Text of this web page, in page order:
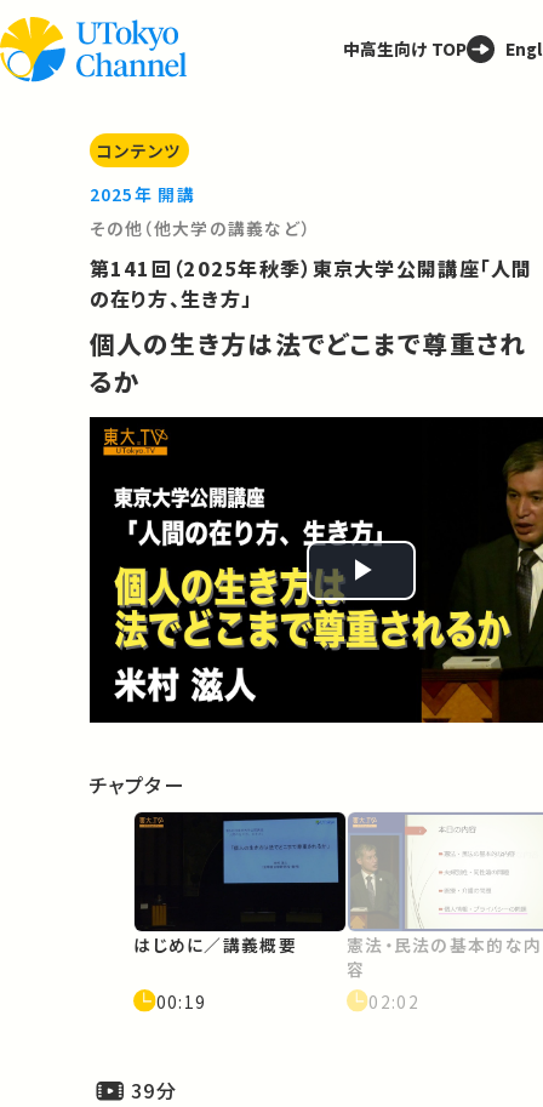
中高生向け TOP
コンテンツ
2025年 開講
その他（他大学の講義など）
第141回（2025年秋季）東京大学公開講座「人間
の在り方、生き方」
個人の生き方は法でどこまで尊重され
るか
Play
Video
チャプター
はじめに／講義概要
00:19
憲法・民法の基本的な内
容
02:02
39分